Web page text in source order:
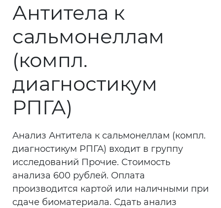
Антитела к
сальмонеллам
(компл.
диагностикум
РПГА)
Анализ Антитела к сальмонеллам (компл.
диагностикум РПГА) входит в группу
исследований Прочие. Стоимость
анализа 600 рублей. Оплата
производится картой или наличными при
сдаче биоматериала. Сдать анализ